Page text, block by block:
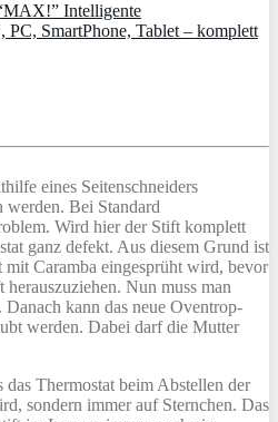
Intelligente
SmartPhone, Tablet – komplett
eines Seitenschneiders
werden. Bei Standard
Wird hier der Stift komplett
ganz defekt. Aus diesem Grund ist
mit Caramba eingesprüht wird, bevor
Nun muss man
kann das neue Oventrop-
werden. Dabei darf die Mutter
Thermostat beim Abstellen der
sondern immer auf Sternchen. Das